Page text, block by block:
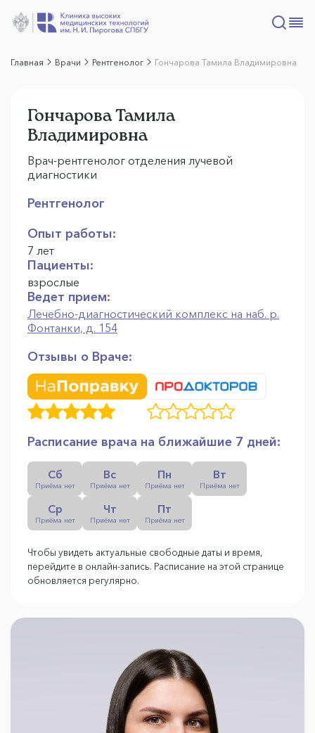
Главная Врачи Рентгенолог Гончарова Тамила Владимировна
Гончарова Тамила
Владимировна
Врач-рентгенолог отделения лучевой
диагностики
Рентгенолог
Опыт работы:
7 лет
Пациенты:
взрослые
Ведет прием:
Лечебно-диагностический комплекс на наб. р.
Фонтанки, д. 154
Отзывы о Враче:
Расписание врача на ближайшие 7 дней:
Сб
Приёма нет
Вс
Приёма нет
Пн
Приёма нет
Вт
Приёма нет
Ср
Приёма нет
Чт
Приёма нет
Пт
Приёма нет
Чтобы увидеть актуальные свободные даты и время,
перейдите в онлайн-запись. Расписание на этой странице
обновляется регулярно.